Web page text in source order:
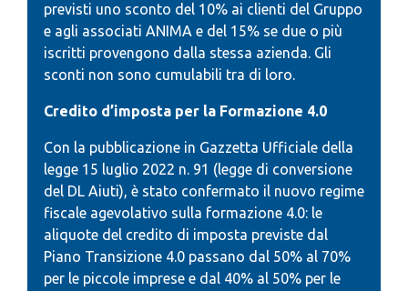
previsti uno sconto del 10% ai clienti del Gruppo
e agli associati ANIMA e del 15% se due o più
iscritti provengono dalla stessa azienda. Gli
sconti non sono cumulabili tra di loro.
Credito d’imposta per la Formazione 4.0
Con la pubblicazione in Gazzetta Ufficiale della
legge 15 luglio 2022 n. 91 (legge di conversione
del DL Aiuti), è stato confermato il nuovo regime
fiscale agevolativo sulla formazione 4.0: le
aliquote del credito di imposta previste dal
Piano Transizione 4.0 passano dal 50% al 70%
per le piccole imprese e dal 40% al 50% per le